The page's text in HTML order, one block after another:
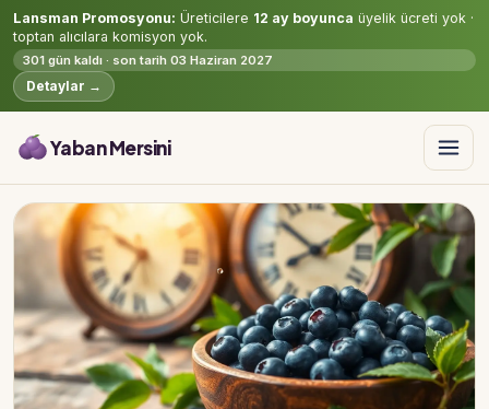
Lansman Promosyonu: Üreticilere 12 ay boyunca üyelik ücreti yok ·
toptan alıcılara komisyon yok.
301 gün kaldı · son tarih 03 Haziran 2027
Detaylar →
Yaban Mersini